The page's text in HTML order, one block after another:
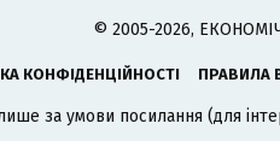
© 2005-2026,
КОНФІДЕНЦІЙНОСТІ ПРАВИЛА
за умови посилання (для